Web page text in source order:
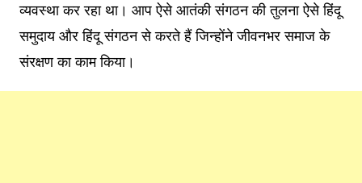
व्यवस्था कर रहा था। आप ऐसे आतंकी संगठन की तुलना ऐसे हिंदू
समुदाय और हिंदू संगठन से करते हैं जिन्होंने जीवनभर समाज के
संरक्षण का काम किया।